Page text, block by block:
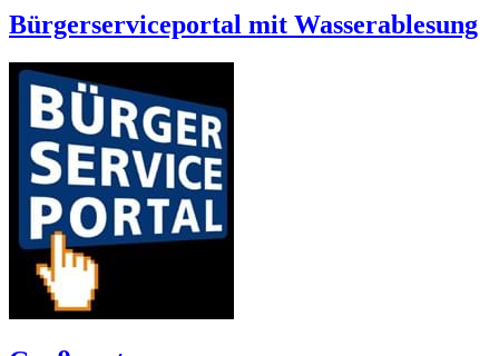
Bürgerserviceportal mit Wasserablesung